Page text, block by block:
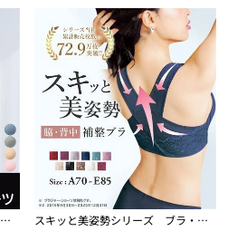
【ピタッとフィット】締め付けにくいスーピタブラ・ショーツ（別売） スキッと美姿勢シリーズ ブラ・ショーツ（別売）